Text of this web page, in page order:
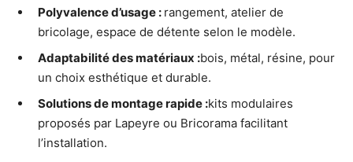
Polyvalence d’usage : rangement, atelier de
bricolage, espace de détente selon le modèle.
Adaptabilité des matériaux :bois, métal, résine, pour
un choix esthétique et durable.
Solutions de montage rapide :kits modulaires
proposés par Lapeyre ou Bricorama facilitant
l’installation.